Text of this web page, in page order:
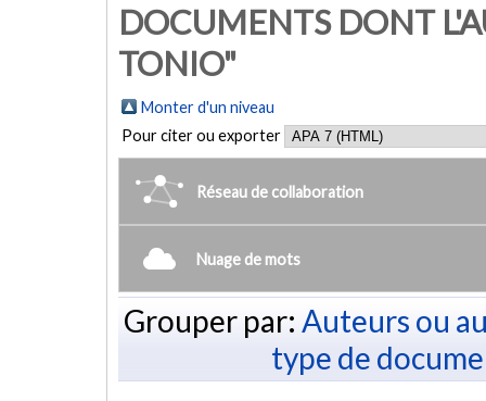
DOCUMENTS DONT
TONIO"
Monter d'un niveau
Pour citer ou exporter
Réseau de collaboration
Nuage de mots
Grouper par: Auteurs ou
type de